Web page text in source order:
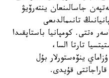
جاسالىنعان ينتەرۆيۋ
تانىمالدىعى
ەتتى. كومپانيا باستاپقىدا
تارتا السا،
ينۆەستورلار بۇل
قاراجاتتى قۇيدى.